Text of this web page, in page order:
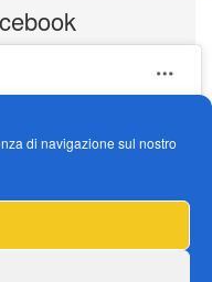
di navigazione sul nostro
Vendogokartit/
marketing e